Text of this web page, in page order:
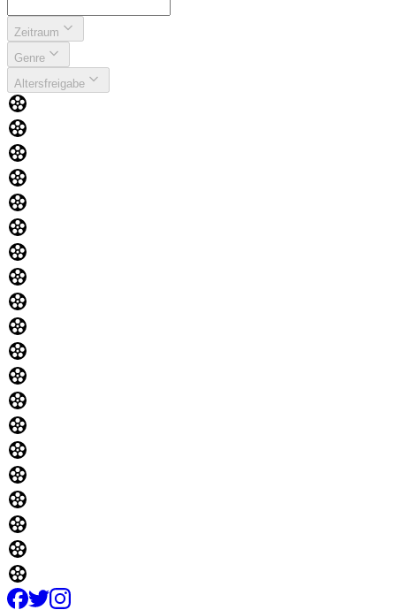
Zeitraum
Genre
Altersfreigabe